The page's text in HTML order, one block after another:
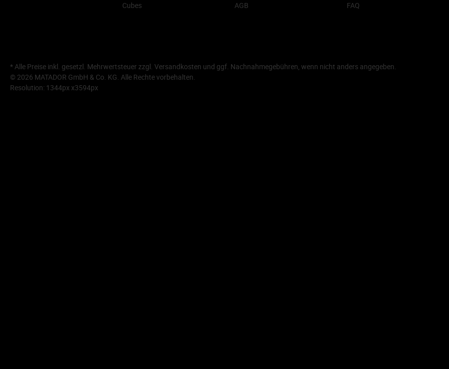
Cubes
AGB
FAQ
* Alle Preise inkl. gesetzl. Mehrwertsteuer zzgl. Versandkosten und ggf. Nachnahmegebühren, wenn nicht anders angegeben.
© 2026 MATADOR GmbH & Co. KG. Alle Rechte vorbehalten.
Resolution: 1344px x3594px